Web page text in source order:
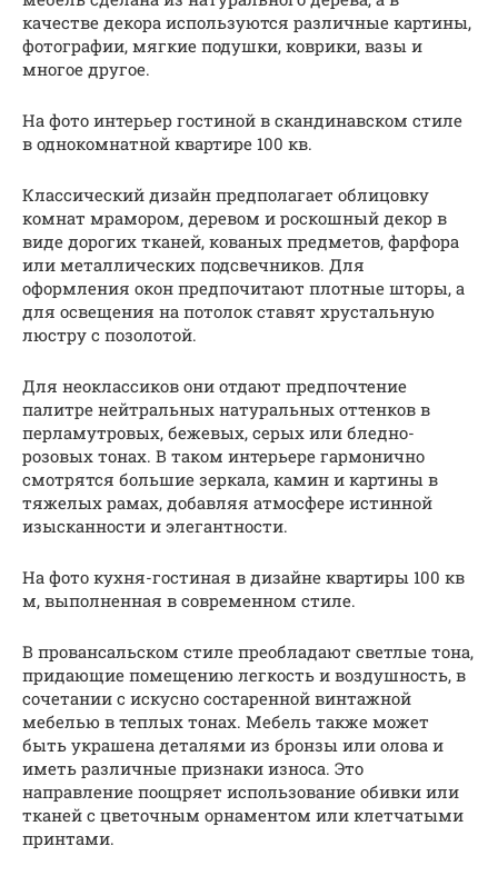
качестве декора используются различные картины,
фотографии, мягкие подушки, коврики, вазы и
многое другое.
На фото интерьер гостиной в скандинавском стиле
в однокомнатной квартире 100 кв.
Классический дизайн предполагает облицовку
комнат мрамором, деревом и роскошный декор в
виде дорогих тканей, кованых предметов, фарфора
или металлических подсвечников. Для
оформления окон предпочитают плотные шторы, а
для освещения на потолок ставят хрустальную
люстру с позолотой.
Для неоклассиков они отдают предпочтение
палитре нейтральных натуральных оттенков в
перламутровых, бежевых, серых или бледно-
розовых тонах. В таком интерьере гармонично
смотрятся большие зеркала, камин и картины в
тяжелых рамах, добавляя атмосфере истинной
изысканности и элегантности.
На фото кухня-гостиная в дизайне квартиры 100 кв
м, выполненная в современном стиле.
В провансальском стиле преобладают светлые тона,
придающие помещению легкость и воздушность, в
сочетании с искусно состаренной винтажной
мебелью в теплых тонах. Мебель также может
быть украшена деталями из бронзы или олова и
иметь различные признаки износа. Это
направление поощряет использование обивки или
тканей с цветочным орнаментом или клетчатыми
принтами.